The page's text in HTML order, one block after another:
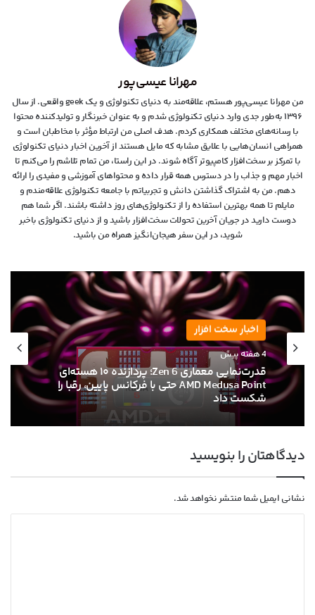
مهرانا عیسی‌پور
من مهرانا عیسی‌پور هستم، علاقه‌مند به دنیای تکنولوژی و یک geek واقعی. از سال
۱۳۹۶ به‌طور جدی وارد دنیای تکنولوژی شدم و به عنوان خبرنگار و تولیدکننده محتوا
با رسانه‌های مختلف همکاری کردم. هدف اصلی من ارتباط مؤثر با مخاطبان است و
همراهی انسان‌هایی با علایق مشابه که مایل هستند از آخرین اخبار دنیای تکنولوژی
با تمرکز بر سخت‌افزار کامپیوتر آگاه شوند. در این راستا، من تمام تلاشم را می‌کنم تا
اخبار مهم و جذاب را در دسترس همه قرار داده و محتواهای آموزشی و مفیدی را ارائه
دهم. من به اشتراک گذاشتن دانش و تجربیاتم با جامعه تکنولوژی علاقه‌مندم و
مایلم تا همه بهترین استفاده را از تکنولوژی‌های روز داشته باشند. اگر شما هم
دوست دارید در جریان آخرین تحولات سخت‌افزار باشید و از دنیای تکنولوژی‌ باخبر
شوید، در این سفر هیجان‌انگیز همراه من باشید.
اخبار سخت افزار
۱۳ خرداد ۱۴۰۵
ام‌اس‌آی با خنک‌کننده حرارتی الماس و فیوزهای
هوشمند به استقبال نسل بعدی کارت‌های
گرافیک انویدیا رفت
دیدگاهتان را بنویسید
نشانی ایمیل شما منتشر نخواهد شد.